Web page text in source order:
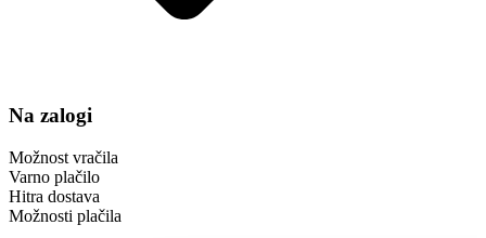
Na zalogi
Možnost vračila
Varno plačilo
Hitra dostava
Možnosti plačila